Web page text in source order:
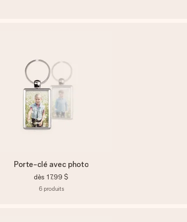
Porte-clé avec photo
dès 17,99 $
6 produits